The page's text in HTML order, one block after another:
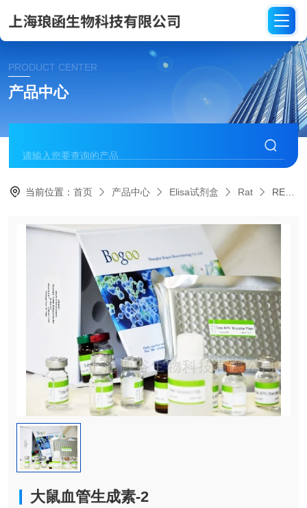
PRODUCT CENTER
产品中心
当前位置：首页 产品中心 Elisa试剂盒 Rat REA014大鼠血管生成素-2
大鼠血管生成素-2